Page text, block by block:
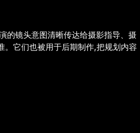
的镜头意图清晰传达给摄影指导、摄
它们也被用于后期制作,把规划内容